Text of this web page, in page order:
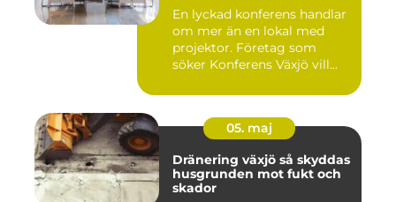
En lyckad konferens handlar
om mer än en lokal med
projektor. Företag som
söker Konferens Växjö vill...
05. maj
Dränering växjö så skyddas
husgrunden mot fukt och
skador